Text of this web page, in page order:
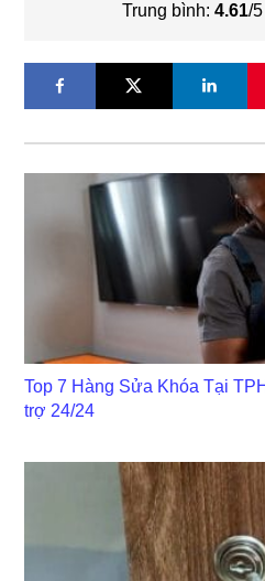
Trung bình: 4.61/
Top 7 Hàng Sửa Khóa Tại
trợ 24/24